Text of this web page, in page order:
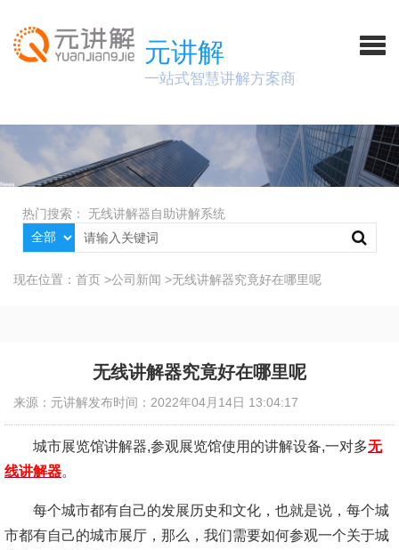
元讲解
一站式智慧讲解方案商
热门搜索： 无线讲解器自助讲解系统
现在位置： 首页 >公司新闻 >无线讲解器究竟好在哪里呢
无线讲解器究竟好在哪里呢
来源：元讲解发布时间：2022年04月14日 13:04:17
城市展览馆讲解器,参观展览馆使用的讲解设备,一对多无
线讲解器。
每个城市都有自己的发展历史和文化，也就是说，每个城
市都有自己的城市展厅，那么，我们需要如何参观一个关于城